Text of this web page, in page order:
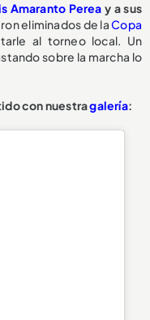
Amaranto Perea y a sus
eliminados de laCopa
al torneo local. Un
sobre la marcha lo
con nuestragalería: